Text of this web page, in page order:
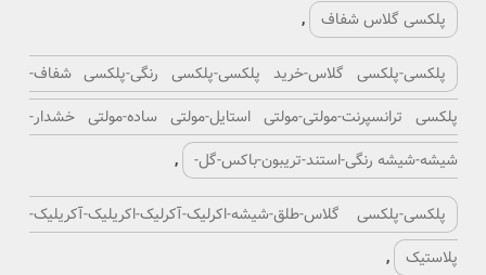
پلکسی گلاس شفاف ,
پلکسی-پلکسی گلاس-خرید پلکسی-پلکسی رنگی-پلکسی شفاف-
پلکسی ترانسپرنت-مولتی-مولتی استایل-مولتی ساده-مولتی خشدار-
شیشه-شیشه رنگی-استند-تریبون-باکس-گل-
,
پلکسی-پلکسی گلاس-طلق-شیشه-اکرلیک-آکرلیک-اکریلیک-آکریلیک-
پلاستیک
,